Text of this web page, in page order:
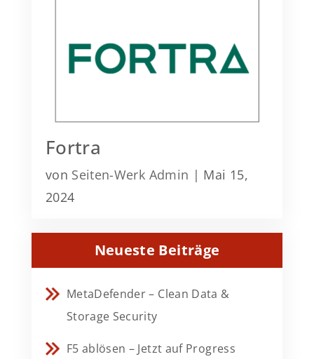
Fortra
von Seiten-Werk Admin | Mai 15,
2024
Neueste Beiträge
MetaDefender – Clean Data &
Storage Security
F5 ablösen – Jetzt auf Progress